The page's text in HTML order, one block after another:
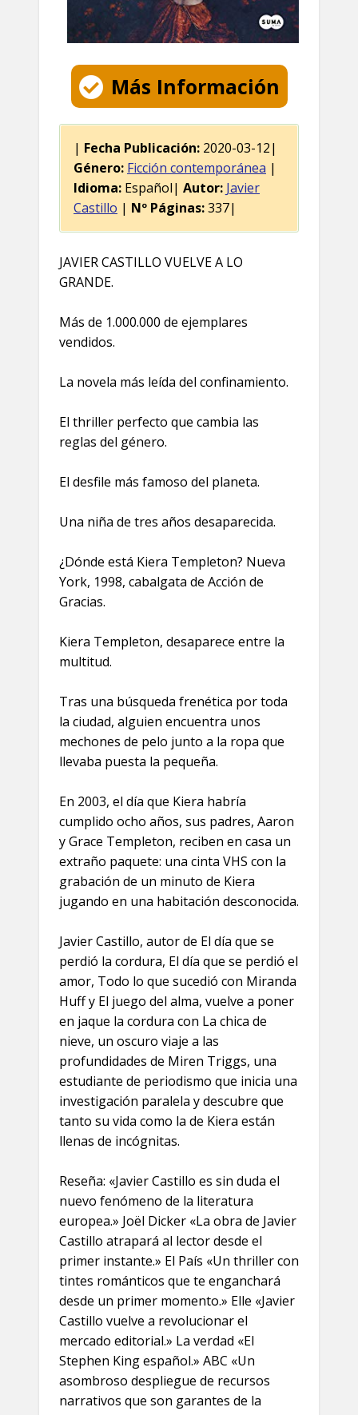
Más Información
| Fecha Publicación: 2020-03-12|
Género: Ficción contemporánea |
Idioma: Español| Autor: Javier
Castillo | Nº Páginas:337|
JAVIER CASTILLO VUELVE A LO
GRANDE.
Más de 1.000.000 de ejemplares
vendidos.
La novela más leída del confinamiento.
El thriller perfecto que cambia las
reglas del género.
El desfile más famoso del planeta.
Una niña de tres años desaparecida.
¿Dónde está Kiera Templeton? Nueva
York, 1998, cabalgata de Acción de
Gracias.
Kiera Templeton, desaparece entre la
multitud.
Tras una búsqueda frenética por toda
la ciudad, alguien encuentra unos
mechones de pelo junto a la ropa que
llevaba puesta la pequeña.
En 2003, el día que Kiera habría
cumplido ocho años, sus padres, Aaron
y Grace Templeton, reciben en casa un
extraño paquete: una cinta VHS con la
grabación de un minuto de Kiera
jugando en una habitación desconocida.
Javier Castillo, autor de El día que se
perdió la cordura, El día que se perdió el
amor, Todo lo que sucedió con Miranda
Huff y El juego del alma, vuelve a poner
en jaque la cordura con La chica de
nieve, un oscuro viaje a las
profundidades de Miren Triggs, una
estudiante de periodismo que inicia una
investigación paralela y descubre que
tanto su vida como la de Kiera están
llenas de incógnitas.
Reseña: «Javier Castillo es sin duda el
nuevo fenómeno de la literatura
europea.» Joël Dicker «La obra de Javier
Castillo atrapará al lector desde el
primer instante.» El País «Un thriller con
tintes románticos que te enganchará
desde un primer momento.» Elle «Javier
Castillo vuelve a revolucionar el
mercado editorial.» La verdad «El
Stephen King español.» ABC «Un
asombroso despliegue de recursos
narrativos que son garantes de la